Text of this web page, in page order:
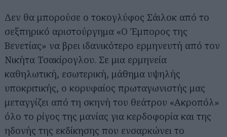
Δεν θα μπορούσε ο τοκογλύφος Σάιλοκ από το
σεξπηρικό αριστούργημα «Ο Έμπορος της
Βενετίας» να βρει ιδανικότερο ερμηνευτή από τον
Νικήτα Τσακίρογλου. Σε μια ερμηνεία
καθηλωτική, εσωτερική, μάθημα υψηλής
υποκριτικής, ο κορυφαίος πρωταγωνιστής μας
μεταγγίζει από τη σκηνή του θεάτρου «Ακροπόλ»
όλο το ρίγος της μανίας για κερδοφορία και της
ηδονής της εκδίκησης που ενσαρκώνει το